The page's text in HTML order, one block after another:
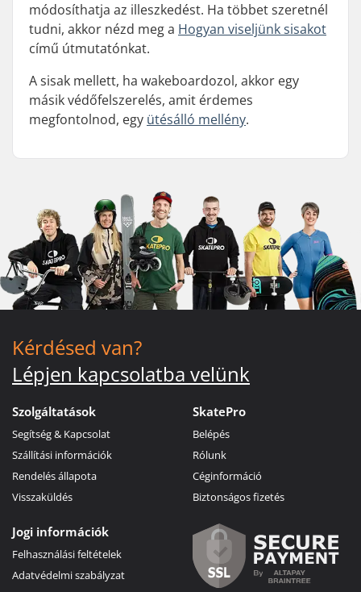
módosíthatja az illeszkedést. Ha többet szeretnél
tudni, akkor nézd meg a Hogyan viseljünk sisakot
című útmutatónkat.
A sisak mellett, ha wakeboardozol, akkor egy
másik védőfelszerelés, amit érdemes
megfontolnod, egy ütésálló mellény.
Kérdésed van?
Lépjen kapcsolatba velünk
Szolgáltatások
Segítség & Kapcsolat
Szállítási információk
Rendelés állapota
Visszaküldés
SkatePro
Belépés
Rólunk
Céginformáció
Biztonságos fizetés
Jogi információk
Felhasználási feltételek
Adatvédelmi szabályzat